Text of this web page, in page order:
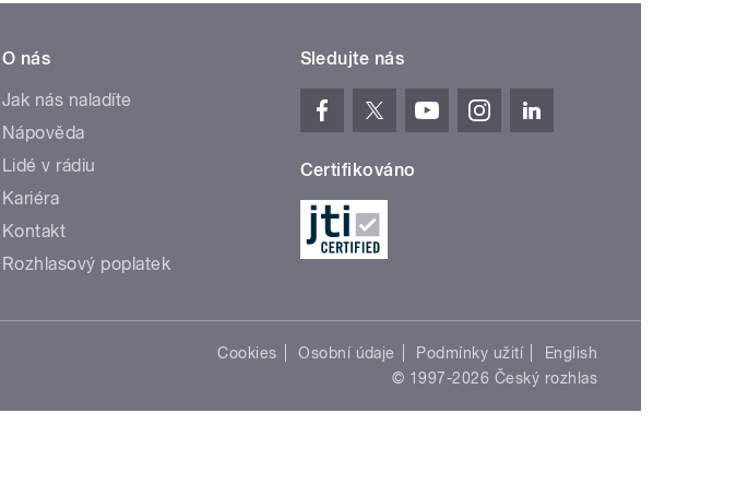
O nás
Jak nás naladíte
Nápověda
Lidé v rádiu
Kariéra
Kontakt
Rozhlasový poplatek
Sledujte nás
Certifikováno
Cookies Osobní údaje Podmínky užití
English
© 1997-2026 Český rozhlas